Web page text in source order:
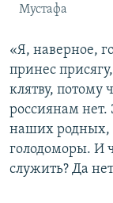
Мустафа
«Я, наверное,
принес
клятву, потому
россиянам нет.
наших родных,
голодоморы. И
служить? Да